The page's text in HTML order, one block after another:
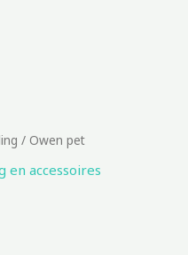
/ Owen pet
en accessoires